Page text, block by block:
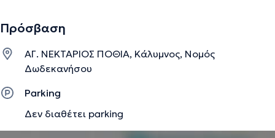
Πρόσβαση
ΑΓ. ΝΕΚΤΑΡΙΟΣ ΠΟΘΙΑ, Κάλυμνος, Νομός
Δωδεκανήσου
Parking
Δεν διαθέτει parking